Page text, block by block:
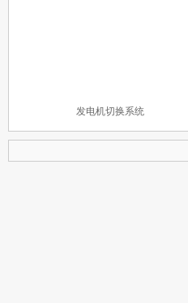
发电机切换系统